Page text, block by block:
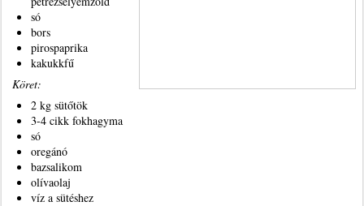
só
bors
pirospaprika
kakukkfű
Köret:
2 kg sütőtök
3-4 cikk fokhagyma
só
oregánó
bazsalikom
olívaolaj
víz a sütéshez